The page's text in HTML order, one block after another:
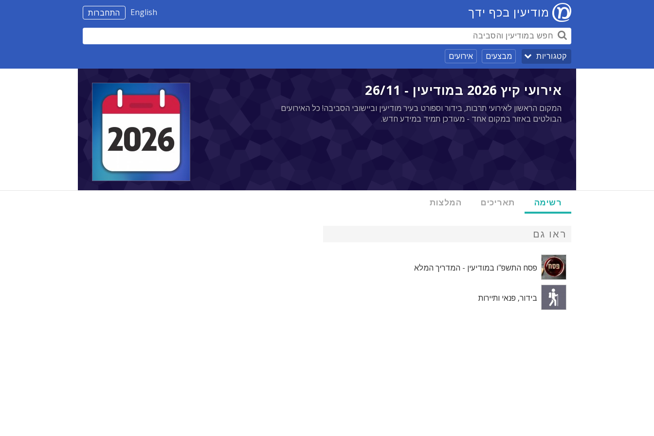
התחברות English מודיעין בכף ידך
קטגוריות מבצעים אירועים
אירועי קיץ 2026 במודיעין - 26/11
המקום הראשון לאירועי תרבות, בידור וספורט בעיר מודיעין וביישובי הסביבה! כל האירועים
הבולטים באזור במקום אחד - מעודכן תמיד במידע חדש.
רשימה תאריכים המלצות
ראו גם
פסח התשפ"ו במודיעין - המדריך המלא
בידור, פנאי ותיירות